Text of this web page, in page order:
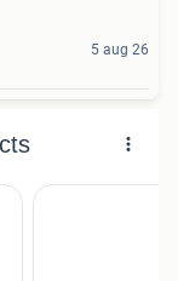
5 aug 26